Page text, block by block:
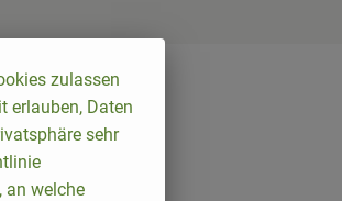
zulassen
erlauben, Daten
sehr
an welche